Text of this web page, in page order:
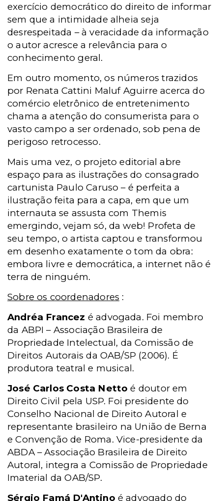
exercício democrático do direito de informar
sem que a intimidade alheia seja
desrespeitada – à veracidade da informação
o autor acresce a relevância para o
conhecimento geral.
Em outro momento, os números trazidos
por Renata Cattini Maluf Aguirre acerca do
comércio eletrônico de entretenimento
chama a atenção do consumerista para o
vasto campo a ser ordenado, sob pena de
perigoso retrocesso.
Mais uma vez, o projeto editorial abre
espaço para as ilustrações do consagrado
cartunista Paulo Caruso – é perfeita a
ilustração feita para a capa, em que um
internauta se assusta com Themis
emergindo, vejam só, da web! Profeta de
seu tempo, o artista captou e transformou
em desenho exatamente o tom da obra:
embora livre e democrática, a internet não é
terra de ninguém.
Sobre os coordenadores :
Andréa Francez é advogada. Foi membro
da ABPI – Associação Brasileira de
Propriedade Intelectual, da Comissão de
Direitos Autorais da OAB/SP (2006). É
produtora teatral e musical.
José Carlos Costa Netto é doutor em
Direito Civil pela USP. Foi presidente do
Conselho Nacional de Direito Autoral e
representante brasileiro na União de Berna
e Convenção de Roma. Vice-presidente da
ABDA – Associação Brasileira de Direito
Autoral, integra a Comissão de Propriedade
Imaterial da OAB/SP.
Sérgio Famá D'Antino é advogado do